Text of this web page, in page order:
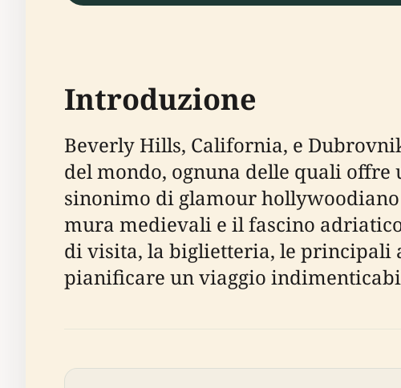
Introduzione
Beverly Hills, California, e
del mondo, ognuna delle quali
sinonimo di glamour
mura medievali e il fascino
di visita, la biglietteria, le
pianificare un viaggio